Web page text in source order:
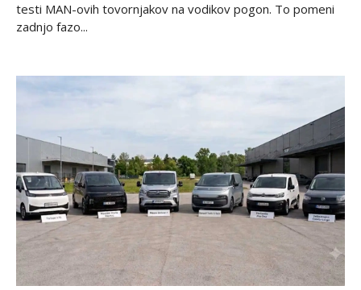
testi MAN-ovih tovornjakov na vodikov pogon. To pomeni
zadnjo fazo...